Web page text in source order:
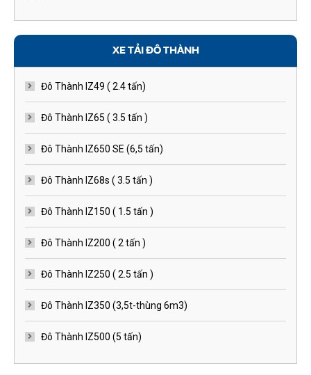
XE TẢI ĐÔ THÀNH
Đô Thành IZ49 ( 2.4 tấn)
Đô Thành IZ65 ( 3.5 tấn )
Đô Thành IZ650 SE (6,5 tấn)
Đô Thành IZ68s ( 3.5 tấn )
Đô Thành IZ150 ( 1.5 tấn )
Đô Thành IZ200 ( 2 tấn )
Đô Thành IZ250 ( 2.5 tấn )
Đô Thành IZ350 (3,5t-thùng 6m3)
Đô Thành IZ500 (5 tấn)